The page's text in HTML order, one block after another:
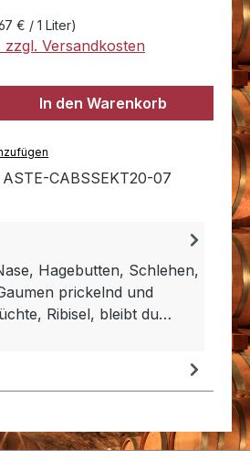
€ / 1 Liter)
Versandkosten
Gib den
In den Warenkorb
ASTE-CABSSEKT20-07
Hagebutten, Schlehen,
prickelnd und
Ribisel, bleibt du…